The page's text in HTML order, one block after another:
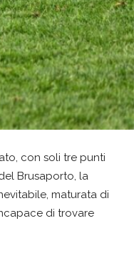
con soli tre punti
Brusaporto, la
maturata di
di trovare